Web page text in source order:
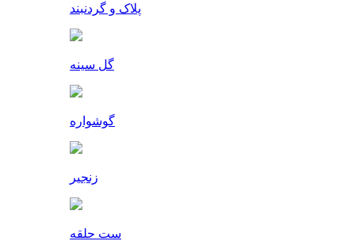
پلاک و گردنبند
گل سینه
گوشواره
زنجیر
ست حلقه